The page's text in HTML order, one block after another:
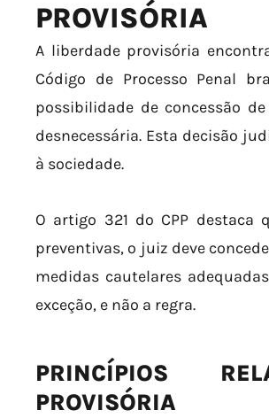
PROVISÓRIA
A liberdade provisória
Código de Processo Penal
possibilidade de concessão
desnecessária. Esta decisão
à sociedade.
O artigo 321 do CPP
preventivas, o juiz deve
medidas cautelares
exceção, e não a regra.
PRINCÍPIOS
PROVISÓRIA